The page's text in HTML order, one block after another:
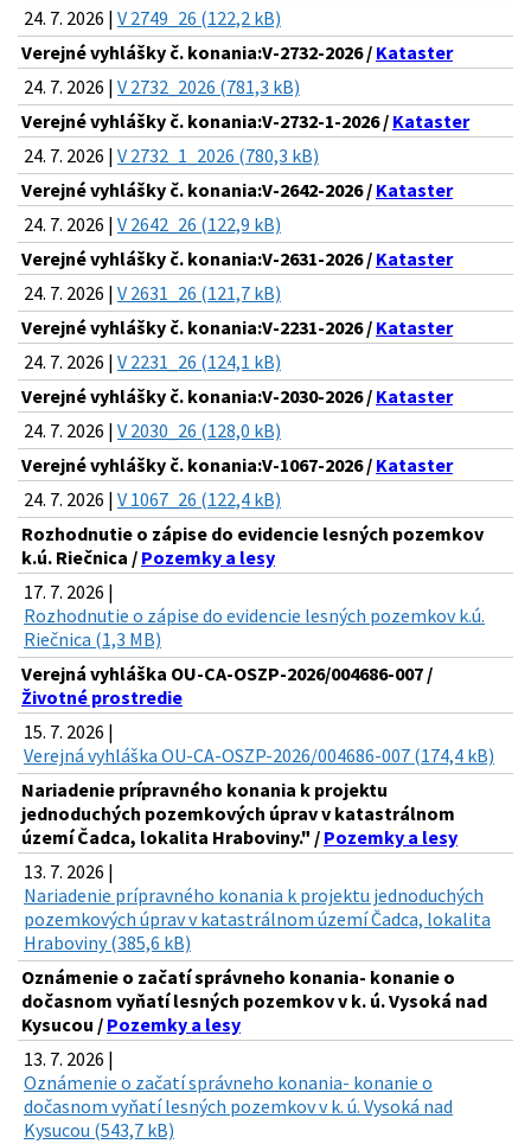
24. 7. 2026 | V 2749_26 (122,2 kB)
Verejné vyhlášky č. konania:V-2732-2026 / Kataster
24. 7. 2026 | V 2732_2026 (781,3 kB)
Verejné vyhlášky č. konania:V-2732-1-2026 / Kataster
24. 7. 2026 | V 2732_1_2026 (780,3 kB)
Verejné vyhlášky č. konania:V-2642-2026 / Kataster
24. 7. 2026 | V 2642_26 (122,9 kB)
Verejné vyhlášky č. konania:V-2631-2026 / Kataster
24. 7. 2026 | V 2631_26 (121,7 kB)
Verejné vyhlášky č. konania:V-2231-2026 / Kataster
24. 7. 2026 | V 2231_26 (124,1 kB)
Verejné vyhlášky č. konania:V-2030-2026 / Kataster
24. 7. 2026 | V 2030_26 (128,0 kB)
Verejné vyhlášky č. konania:V-1067-2026 / Kataster
24. 7. 2026 | V 1067_26 (122,4 kB)
Rozhodnutie o zápise do evidencie lesných pozemkov
k.ú. Riečnica / Pozemky a lesy
17. 7. 2026 |
Rozhodnutie o zápise do evidencie lesných pozemkov k.ú.
Riečnica (1,3 MB)
Verejná vyhláška OU-CA-OSZP-2026/004686-007 /
Životné prostredie
15. 7. 2026 |
Verejná vyhláška OU-CA-OSZP-2026/004686-007 (174,4 kB)
Nariadenie prípravného konania k projektu
jednoduchých pozemkových úprav v katastrálnom
území Čadca, lokalita Hraboviny." / Pozemky a lesy
13. 7. 2026 |
Nariadenie prípravného konania k projektu jednoduchých
pozemkových úprav v katastrálnom území Čadca, lokalita
Hraboviny (385,6 kB)
Oznámenie o začatí správneho konania- konanie o
dočasnom vyňatí lesných pozemkov v k. ú. Vysoká nad
Kysucou / Pozemky a lesy
13. 7. 2026 |
Oznámenie o začatí správneho konania- konanie o
dočasnom vyňatí lesných pozemkov v k. ú. Vysoká nad
Kysucou (543,7 kB)